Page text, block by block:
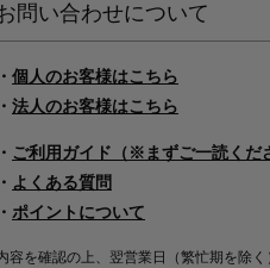
問い合わせについて
・ 個人のお客様はこちら
・ 法人のお客様はこちら
・ ご利用ガイド（※まずご一読くだ
・ よくある質問
・ ポイントについて
容を確認の上、翌営業日（繁忙期を除